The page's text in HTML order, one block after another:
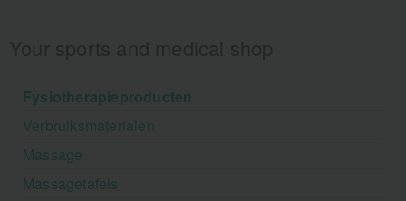
Fysiotherapieproducten
Verbruiksmaterialen
Massage
Massagetafels